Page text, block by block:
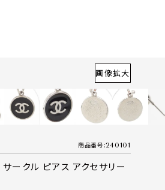
画像拡大
商品番号 240101
ークル ピアス アクセサリー